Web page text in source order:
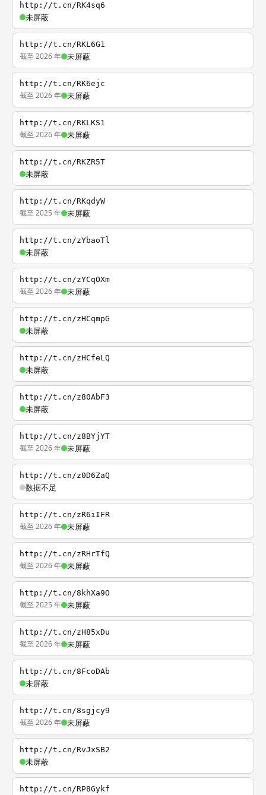
http://t.cn/RK4sq6
未屏蔽
http://t.cn/RKL6G1
截至 2026 年 未屏蔽
http://t.cn/RK6ejc
截至 2026 年 未屏蔽
http://t.cn/RKLKS1
截至 2026 年 未屏蔽
http://t.cn/RKZR5T
未屏蔽
http://t.cn/RKqdyW
截至 2025 年 未屏蔽
http://t.cn/zYbaoTl
未屏蔽
http://t.cn/zYCqOXm
截至 2026 年 未屏蔽
http://t.cn/zHCqmpG
未屏蔽
http://t.cn/zHCfeLQ
未屏蔽
http://t.cn/z80AbF3
未屏蔽
http://t.cn/z8BYjYT
截至 2026 年 未屏蔽
http://t.cn/z0D6ZaQ
数据不足
http://t.cn/zR6iIFR
截至 2026 年 未屏蔽
http://t.cn/zRHrTfQ
截至 2026 年 未屏蔽
http://t.cn/8khXa9O
截至 2025 年 未屏蔽
http://t.cn/zH85xDu
截至 2026 年 未屏蔽
http://t.cn/8FcoDAb
未屏蔽
http://t.cn/8sgjcy9
截至 2026 年 未屏蔽
http://t.cn/RvJxSB2
未屏蔽
http://t.cn/RP8Gykf